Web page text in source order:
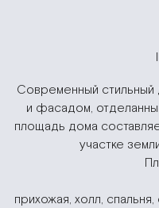
Современный стильный
и фасадом,
площадь дома
участке
прихожая, холл,